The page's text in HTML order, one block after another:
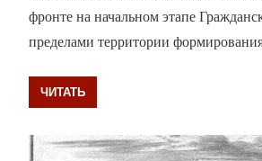
фронте на начальном этапе
пределами территории
ЧИТАТЬ